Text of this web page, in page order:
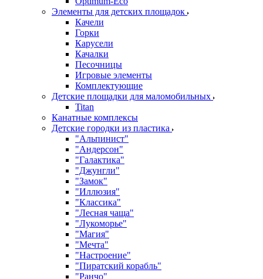
Элементы для детских площадок
Качели
Горки
Карусели
Качалки
Песочницы
Игровые элементы
Комплектующие
Детские площадки для маломобильных
Titan
Канатные комплексы
Детские городки из пластика
"Альпинист"
"Андерсон"
"Галактика"
"Джунгли"
"Замок"
"Иллюзия"
"Классика"
"Лесная чаща"
"Лукоморье"
"Магия"
"Мечта"
"Настроение"
"Пиратский корабль"
"Ранчо"